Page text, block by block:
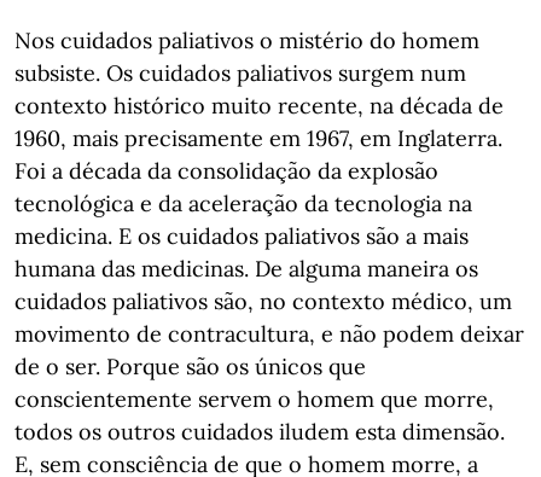
Nos cuidados paliativos o mistério do homem
subsiste. Os cuidados paliativos surgem num
contexto histórico muito recente, na década de
1960, mais precisamente em 1967, em Inglaterra.
Foi a década da consolidação da explosão
tecnológica e da aceleração da tecnologia na
medicina. E os cuidados paliativos são a mais
humana das medicinas. De alguma maneira os
cuidados paliativos são, no contexto médico, um
movimento de contracultura, e não podem deixar
de o ser. Porque são os únicos que
conscientemente servem o homem que morre,
todos os outros cuidados iludem esta dimensão.
E, sem consciência de que o homem morre, a